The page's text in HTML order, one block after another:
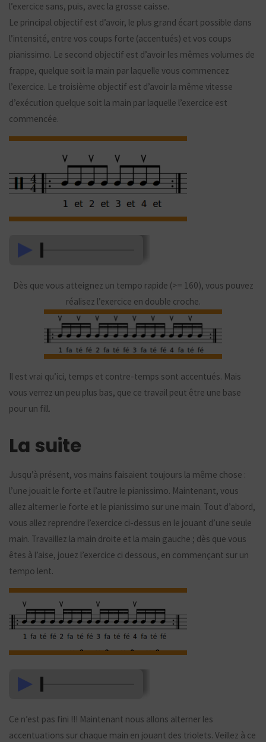
l’exercice sans, puis, avec la grosse caisse.
Le principal objectif est d’avoir, le plus grand écart possible dans
l’intensité, entre vos coups forte (accentués) et vos coups
pianissimo. Le second objectif est d’avoir les mêmes volumes de
frappe, quelque soit la main par laquelle vous commencez
l’exercice. Le troisième objectif est d’avoir la même vitesse
d’exécution quelque soit la main par laquelle l’exercice est
commencée.
Dès que vous atteignez un tempo rapide (>= 160), vous pouvez
réalisez l’exercice en double croche.
Il est vrai qu’ici, temps et contre-temps sont accentués. Mais
vous verrez un peu plus bas, que ce travail peut être une base
pour un fill.
La suite
Jusqu’à présent, vos mains faisaient toujours la même chose :
l’une jouait le forte et l’autre le pianissimo. Maintenant, vous
allez alterner le forte et le pianissimo sur une main. Tout d’abord,
vous allez reprendre l’exercice ci-dessus en le jouant d’une seule
main. Travaillez la main droite et la main gauche ; dès que vous
êtes à l’aise, jouez l’exercice ci dessous, en commençant sur un
tempo lent.
Ce n’est pas fini !!! Maintenant nous allons alterner les
accentuations sur chaque main en jouant des triolets. Veillez à ce